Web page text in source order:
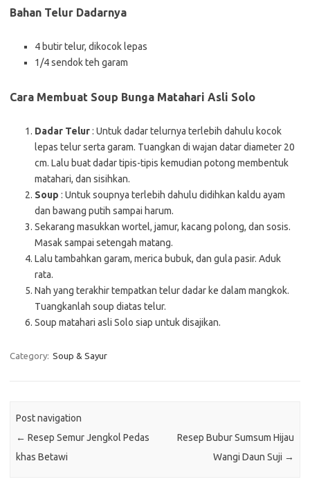
Bahan Telur Dadarnya
4 butir telur, dikocok lepas
1/4 sendok teh garam
Cara Membuat Soup Bunga Matahari Asli Solo
Dadar Telur: Untuk dadar telurnya terlebih dahulu kocok
lepas telur serta garam. Tuangkan di wajan datar diameter 20
cm. Lalu buat dadar tipis-tipis kemudian potong membentuk
matahari, dan sisihkan.
Soup : Untuk soupnya terlebih dahulu didihkan kaldu ayam
dan bawang putih sampai harum.
Sekarang masukkan wortel, jamur, kacang polong, dan sosis.
Masak sampai setengah matang.
Lalu tambahkan garam, merica bubuk, dan gula pasir. Aduk
rata.
Nah yang terakhir tempatkan telur dadar ke dalam mangkok.
Tuangkanlah soup diatas telur.
Soup matahari asli Solo siap untuk disajikan.
Category: Soup & Sayur
Post navigation
← Resep Semur Jengkol Pedas
khas Betawi
Resep Bubur Sumsum Hijau
Wangi Daun Suji →